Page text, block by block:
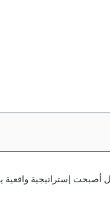
أصبحت إستراتيجية